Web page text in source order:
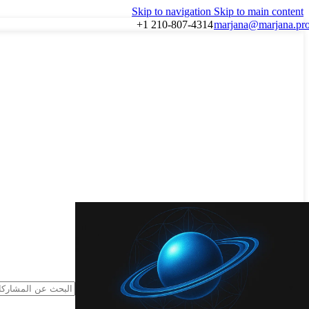
Skip to navigation Skip to main content
+1 210-807-4314